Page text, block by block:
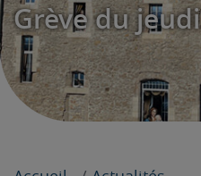
Grève du